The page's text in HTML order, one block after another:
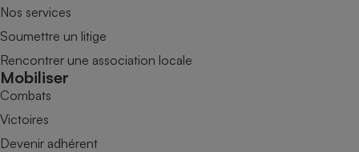
Nos services
Soumettre un litige
Rencontrer une association locale
Mobiliser
Combats
Victoires
Devenir adhérent